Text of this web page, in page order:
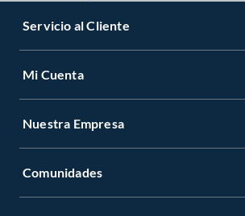
Servicio al Cliente
Mi Cuenta
Nuestra Empresa
Comunidades